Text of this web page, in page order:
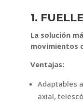
1.
La solución
movimientos
Ventajas:
Adaptables
axial,